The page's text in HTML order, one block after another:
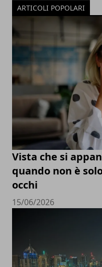
ARTICOLI POPOLARI
Vista che si
quando non è
occhi
15/06/2026